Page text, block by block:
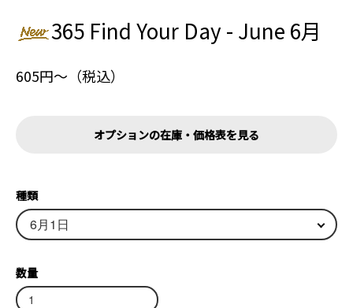
365 Find Your Day - June 6月
605円〜（税込）
オプションの在庫・価格表を見る
種類
数量